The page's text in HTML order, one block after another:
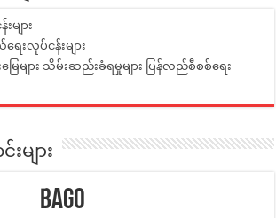
ျား
လုပ်ငန်းများ
ေများ သိမ်းဆည်းခံရမှုများ ပြန်လည်စီစစ်ရေး
များ
Bago